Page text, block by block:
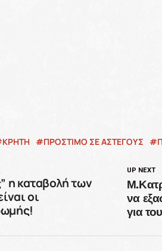
ΚΡΗΤΗ ΠΡΟΣΤΙΜΟ ΣΕ ΑΣΤΕΓΟΥΣ
UP NEXT
να
για
η καταβολή των
οι